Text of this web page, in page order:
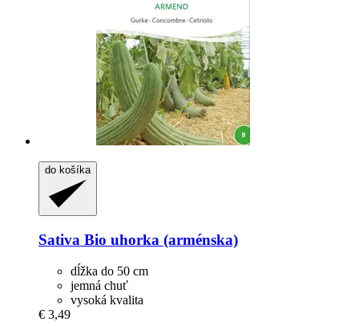
do košíka
Sativa Bio uhorka (arménska)
dĺžka do 50 cm
jemná chuť
vysoká kvalita
€ 3,49